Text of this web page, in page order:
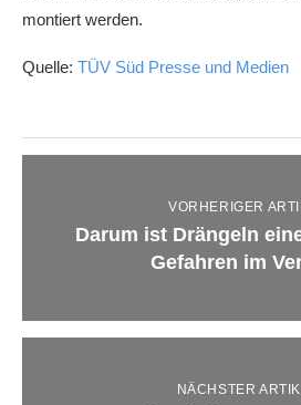
montiert werden.
Quelle: TÜV Süd Presse und Medien
VORHERIGER
Darum ist Drängeln
Gefahren im
NÄCHSTER